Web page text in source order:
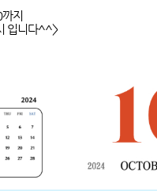
지
입니다^^>